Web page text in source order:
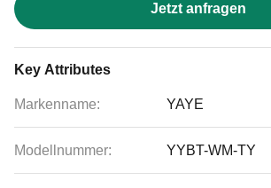
Jetzt anfragen
Key Attributes
Markenname: YAYE
Modellnummer: YYBT-WM-TY